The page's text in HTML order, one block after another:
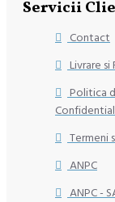
Servicii
Contact
Livrare si
Politica
Termeni
ANPC
ANPC -